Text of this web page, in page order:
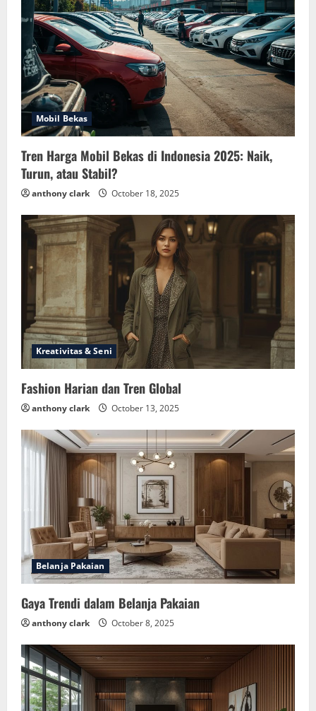
Mobil Bekas
Tren Harga Mobil Bekas di Indonesia 2025: Naik,
Turun, atau Stabil?
anthony clark October 18, 2025
Kreativitas & Seni
Fashion Harian dan Tren Global
anthony clark October 13, 2025
Belanja Pakaian
Gaya Trendi dalam Belanja Pakaian
anthony clark October 8, 2025